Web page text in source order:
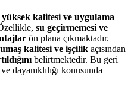
yüksek kalitesi ve uygulama
su geçirmemesi ve
ön plana çıkmaktadır.
kalitesi ve işçilik açısından
belirtmektedir. Bu geri
dayanıklılığı konusunda